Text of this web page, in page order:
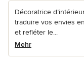
Décoratrice
traduire vos envies
et refléter le...
Mehr